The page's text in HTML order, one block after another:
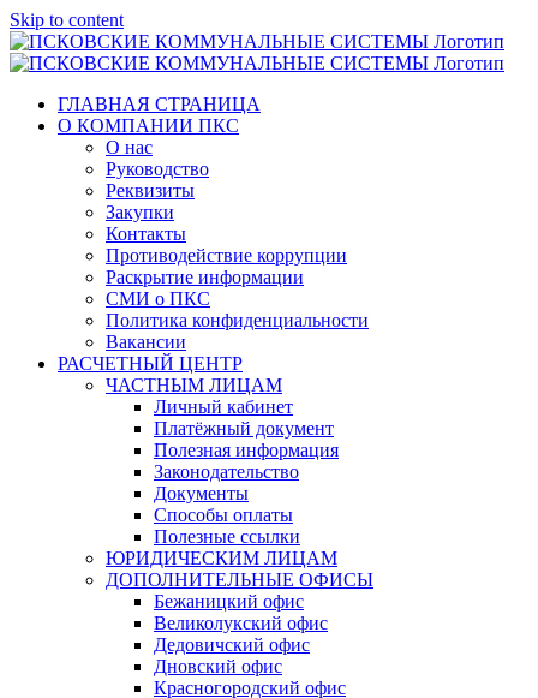
Skip to content
ГЛАВНАЯ СТРАНИЦА
О КОМПАНИИ ПКС
О нас
Руководство
Реквизиты
Закупки
Контакты
Противодействие коррупции
Раскрытие информации
СМИ о ПКС
Политика конфиденциальности
Вакансии
РАСЧЕТНЫЙ ЦЕНТР
ЧАСТНЫМ ЛИЦАМ
Личный кабинет
Платёжный документ
Полезная информация
Законодательство
Документы
Способы оплаты
Полезные ссылки
ЮРИДИЧЕСКИМ ЛИЦАМ
ДОПОЛНИТЕЛЬНЫЕ ОФИСЫ
Бежаницкий офис
Великолукский офис
Дедовичский офис
Дновский офис
Красногородский офис